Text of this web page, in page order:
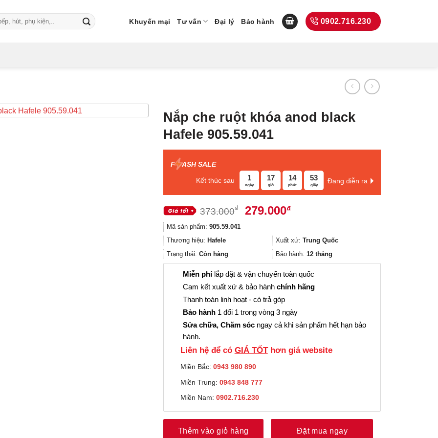
Khuyến mại Tư vấn Đại lý Bảo hành 0902.716.230
Nắp che ruột khóa anod black
Hafele 905.59.041
F ASH SALE
Kết thúc sau 1
ngày
17
giờ
14
phút
52
giây
Đang diễn ra
373.000₫
Giá
373.000₫.
279.000₫Giá
là:
279.000₫.
Mã sản phẩm: 905.59.041
Thương hiệu: Hafele Xuất xứ: Trung Quốc
Trạng thái: Còn hàng Bảo hành: 12 tháng
Miễn phílắp đặt & vận chuyển toàn quốc
Cam kết xuất xứ & bảo hành chính hãng
Thanh toán linh hoạt - có trả góp
Bảo hành 1 đổi 1 trong vòng 3 ngày
Sửa chữa, Chăm sóc ngay cả khi sản phẩm hết hạn bảo
hành.
Liên hệ để có GIÁ TỐThơn giá website
Miền Bắc: 0943 980 890
Miền Trung: 0943 848 777
Miền Nam: 0902.716.230
Thêm vào giỏ hàng Đặt mua ngay